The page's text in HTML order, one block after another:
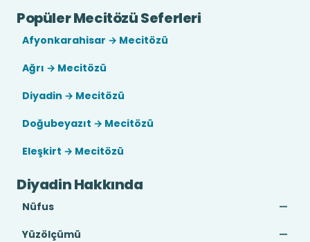
Popüler Mecitözü Seferleri
Afyonkarahisar → Mecitözü
Ağrı → Mecitözü
Diyadin → Mecitözü
Doğubeyazıt → Mecitözü
Eleşkirt → Mecitözü
Diyadin Hakkında
Nüfus
—
Yüzölçümü
—